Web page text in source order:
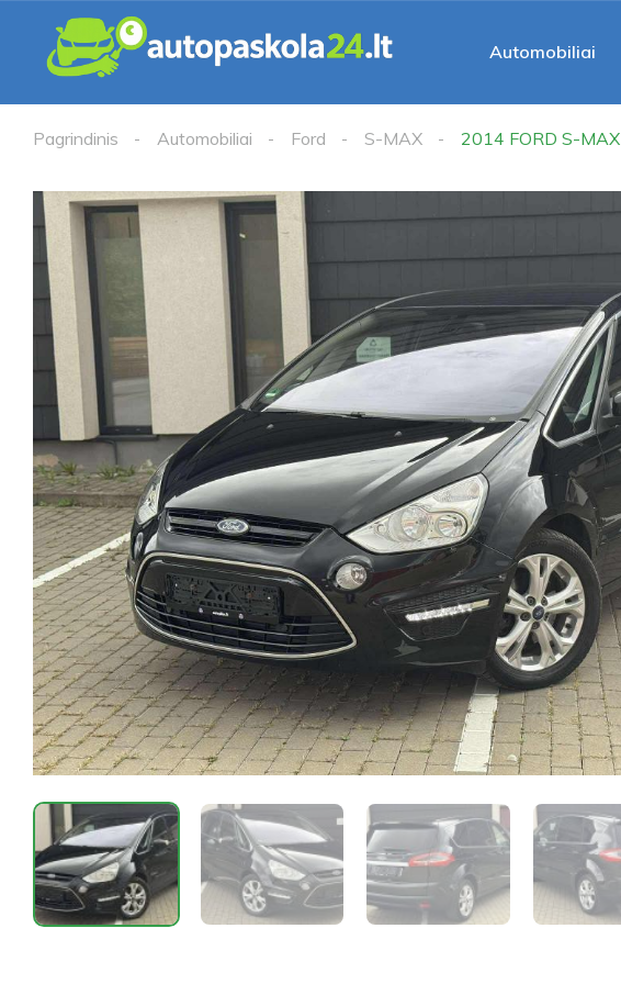
Automobiliai
Pagrindinis Automobiliai Ford S-MAX 2014 FORD S-MAX